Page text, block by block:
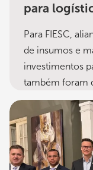
para
Para FIESC,
de insumos e
investimentos
também foram